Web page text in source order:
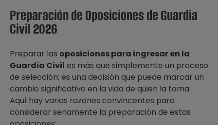
Preparación de Oposiciones de Guardia
Civil 2026
Preparar las oposiciones para ingresar en la
Guardia Civil es más que simplemente un proceso
de selección; es una decisión que puede marcar un
cambio significativo en la vida de quien la toma.
Aquí hay varias razones convincentes para
considerar seriamente la preparación de estas